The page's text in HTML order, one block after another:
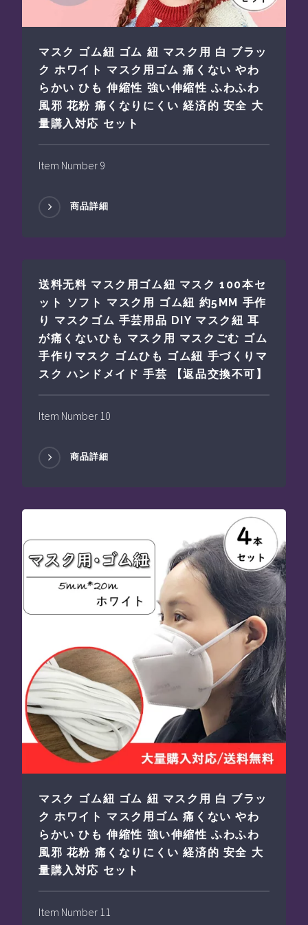
マスク ゴム紐 ゴム 紐 マスク用 白 ブラッ
ク ホワイト マスク用ゴム 痛くない やわ
らかい ひも 伸縮性 強い伸縮性 ふわふわ
風邪 花粉 痛くなりにくい 経済的 安全 大
量購入対応 セット
Item Number 9
商品詳細
送料无料 マスク用ゴム紐 マスク 100本セ
ット ソフト マスク用 ゴム紐 約5MM 手作
り マスクゴム 手芸用品 DIY マスク紐 耳
が痛くないひも マスク用 マスクごむ ゴム
手作りマスク ゴムひも ゴム紐 手づくりマ
スク ハンドメイド 手芸 【返品交換不可】
Item Number 10
商品詳細
マスク ゴム紐 ゴム 紐 マスク用 白 ブラッ
ク ホワイト マスク用ゴム 痛くない やわ
らかい ひも 伸縮性 強い伸縮性 ふわふわ
風邪 花粉 痛くなりにくい 経済的 安全 大
量購入対応 セット
Item Number 11